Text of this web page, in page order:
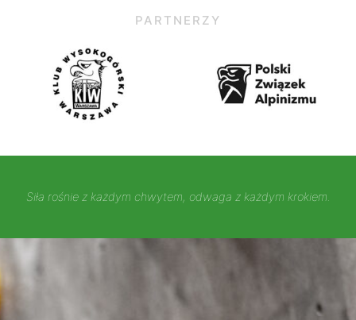
PARTNERZY
Siła rośnie z każdym chwytem, odwaga z każdym krokiem.